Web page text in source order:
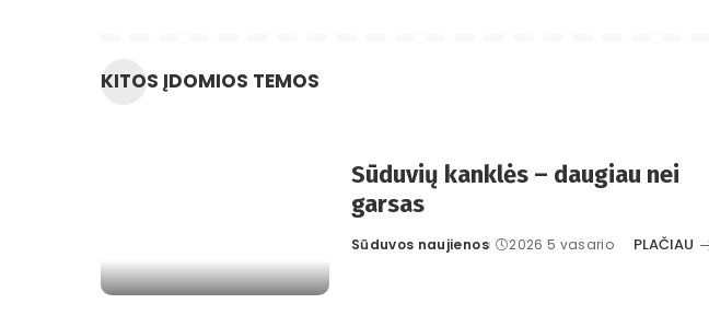
KITOS ĮDOMIOS TEMOS
Sūduvių kanklės – daugiau nei
garsas
Posted
Sūduvos naujienos 2026 5 vasario PLAČIAU